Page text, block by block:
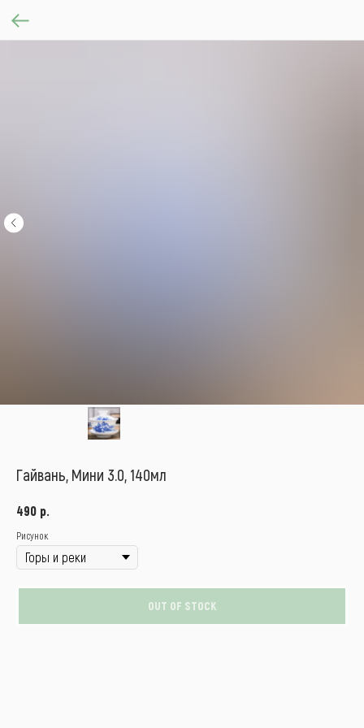
Гайвань, Мини 3.0, 140мл
490 р.
Рисунок
OUT OF STOCK